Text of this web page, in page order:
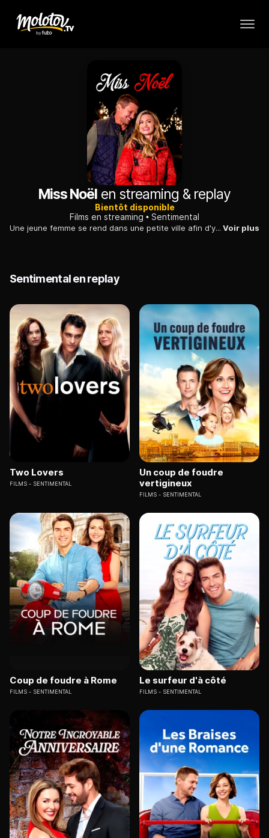
Miss Noël en streaming & replay
Bientôt disponible
Films en streaming
Sentimental
Une jeune femme se rend dans une petite ville afin d'y chercher le sapin qui ornera Chicago à Noël. Elle fait ainsi la connaissance d'un enfant, et de son père. Voir plus
Sentimental en replay
Two Lovers
FILMS SENTIMENTAL
Un coup de foudre
vertigineux
FILMS SENTIMENTAL
Coup de foudre à Rome
FILMS SENTIMENTAL
Le surfeur d'à côté
FILMS SENTIMENTAL